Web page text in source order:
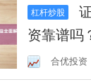
杠杆炒股
证券配资网站 股票配
资靠谱吗
解析！合优投资